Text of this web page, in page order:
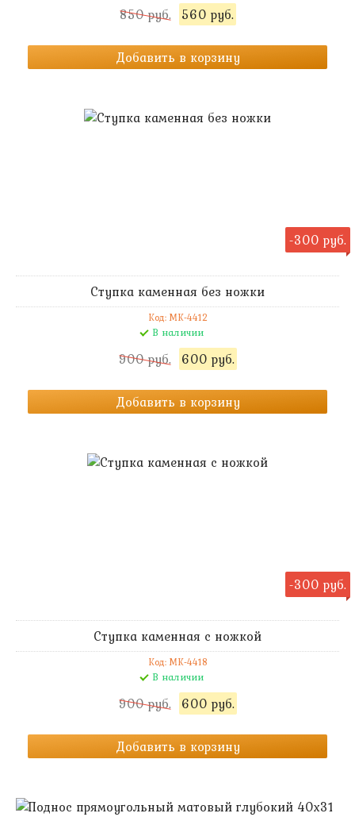
850 руб. 560 руб.
Добавить в корзину
-300 руб.
Ступка каменная без ножки
Код: MK-4412
В наличии
900 руб. 600 руб.
Добавить в корзину
-300 руб.
Ступка каменная с ножкой
Код: MK-4418
В наличии
900 руб. 600 руб.
Добавить в корзину